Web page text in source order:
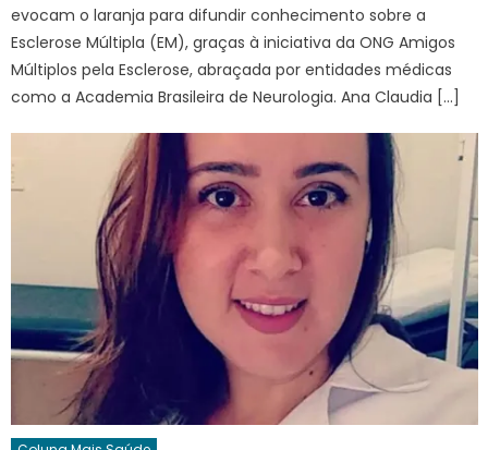
evocam o laranja para difundir conhecimento sobre a
Esclerose Múltipla (EM), graças à iniciativa da ONG Amigos
Múltiplos pela Esclerose, abraçada por entidades médicas
como a Academia Brasileira de Neurologia. Ana Claudia […]